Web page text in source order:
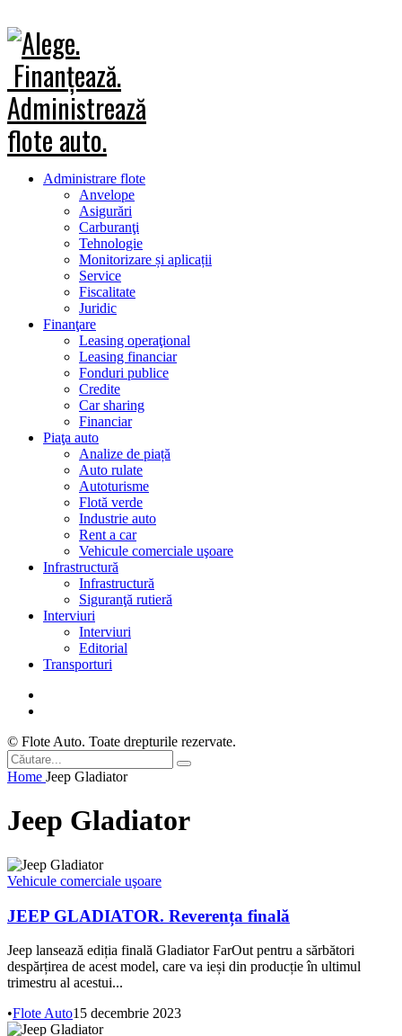
Administrare flote
Anvelope
Asigurări
Carburanţi
Tehnologie
Monitorizare și aplicații
Service
Fiscalitate
Juridic
Finanţare
Leasing operaţional
Leasing financiar
Fonduri publice
Credite
Car sharing
Financiar
Piaţa auto
Analize de piață
Auto rulate
Autoturisme
Flotă verde
Industrie auto
Rent a car
Vehicule comerciale uşoare
Infrastructură
Infrastructură
Siguranţă rutieră
Interviuri
Interviuri
Editorial
Transporturi
© Flote Auto. Toate drepturile rezervate.
Home Jeep Gladiator
Jeep Gladiator
Vehicule comerciale uşoare
JEEP GLADIATOR. Reverența finală
Jeep lansează ediția finală Gladiator FarOut pentru a sărbători
despărțirea de acest model, care va ieși din producție în ultimul
trimestru al acestui...
•Flote Auto15 decembrie 2023